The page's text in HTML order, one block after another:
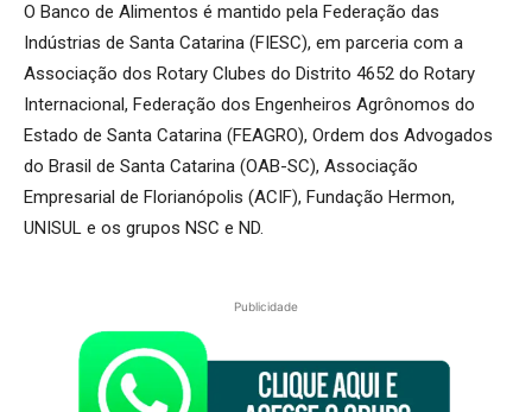
O Banco de Alimentos é mantido pela Federação das
Indústrias de Santa Catarina (FIESC), em parceria com a
Associação dos Rotary Clubes do Distrito 4652 do Rotary
Internacional, Federação dos Engenheiros Agrônomos do
Estado de Santa Catarina (FEAGRO), Ordem dos Advogados
do Brasil de Santa Catarina (OAB-SC), Associação
Empresarial de Florianópolis (ACIF), Fundação Hermon,
UNISUL e os grupos NSC e ND.
Publicidade